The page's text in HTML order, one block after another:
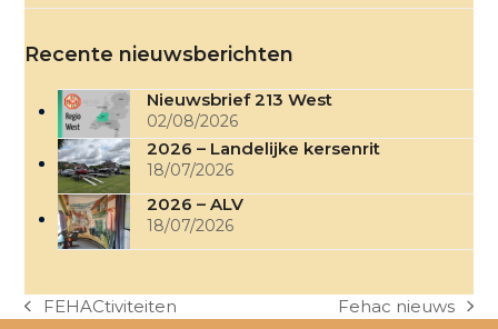
Recente nieuwsberichten
Nieuwsbrief 213 West
02/08/2026
2026 – Landelijke kersenrit
18/07/2026
2026 – ALV
18/07/2026
previous
FEHACtiviteiten
next
Fehac nieuws